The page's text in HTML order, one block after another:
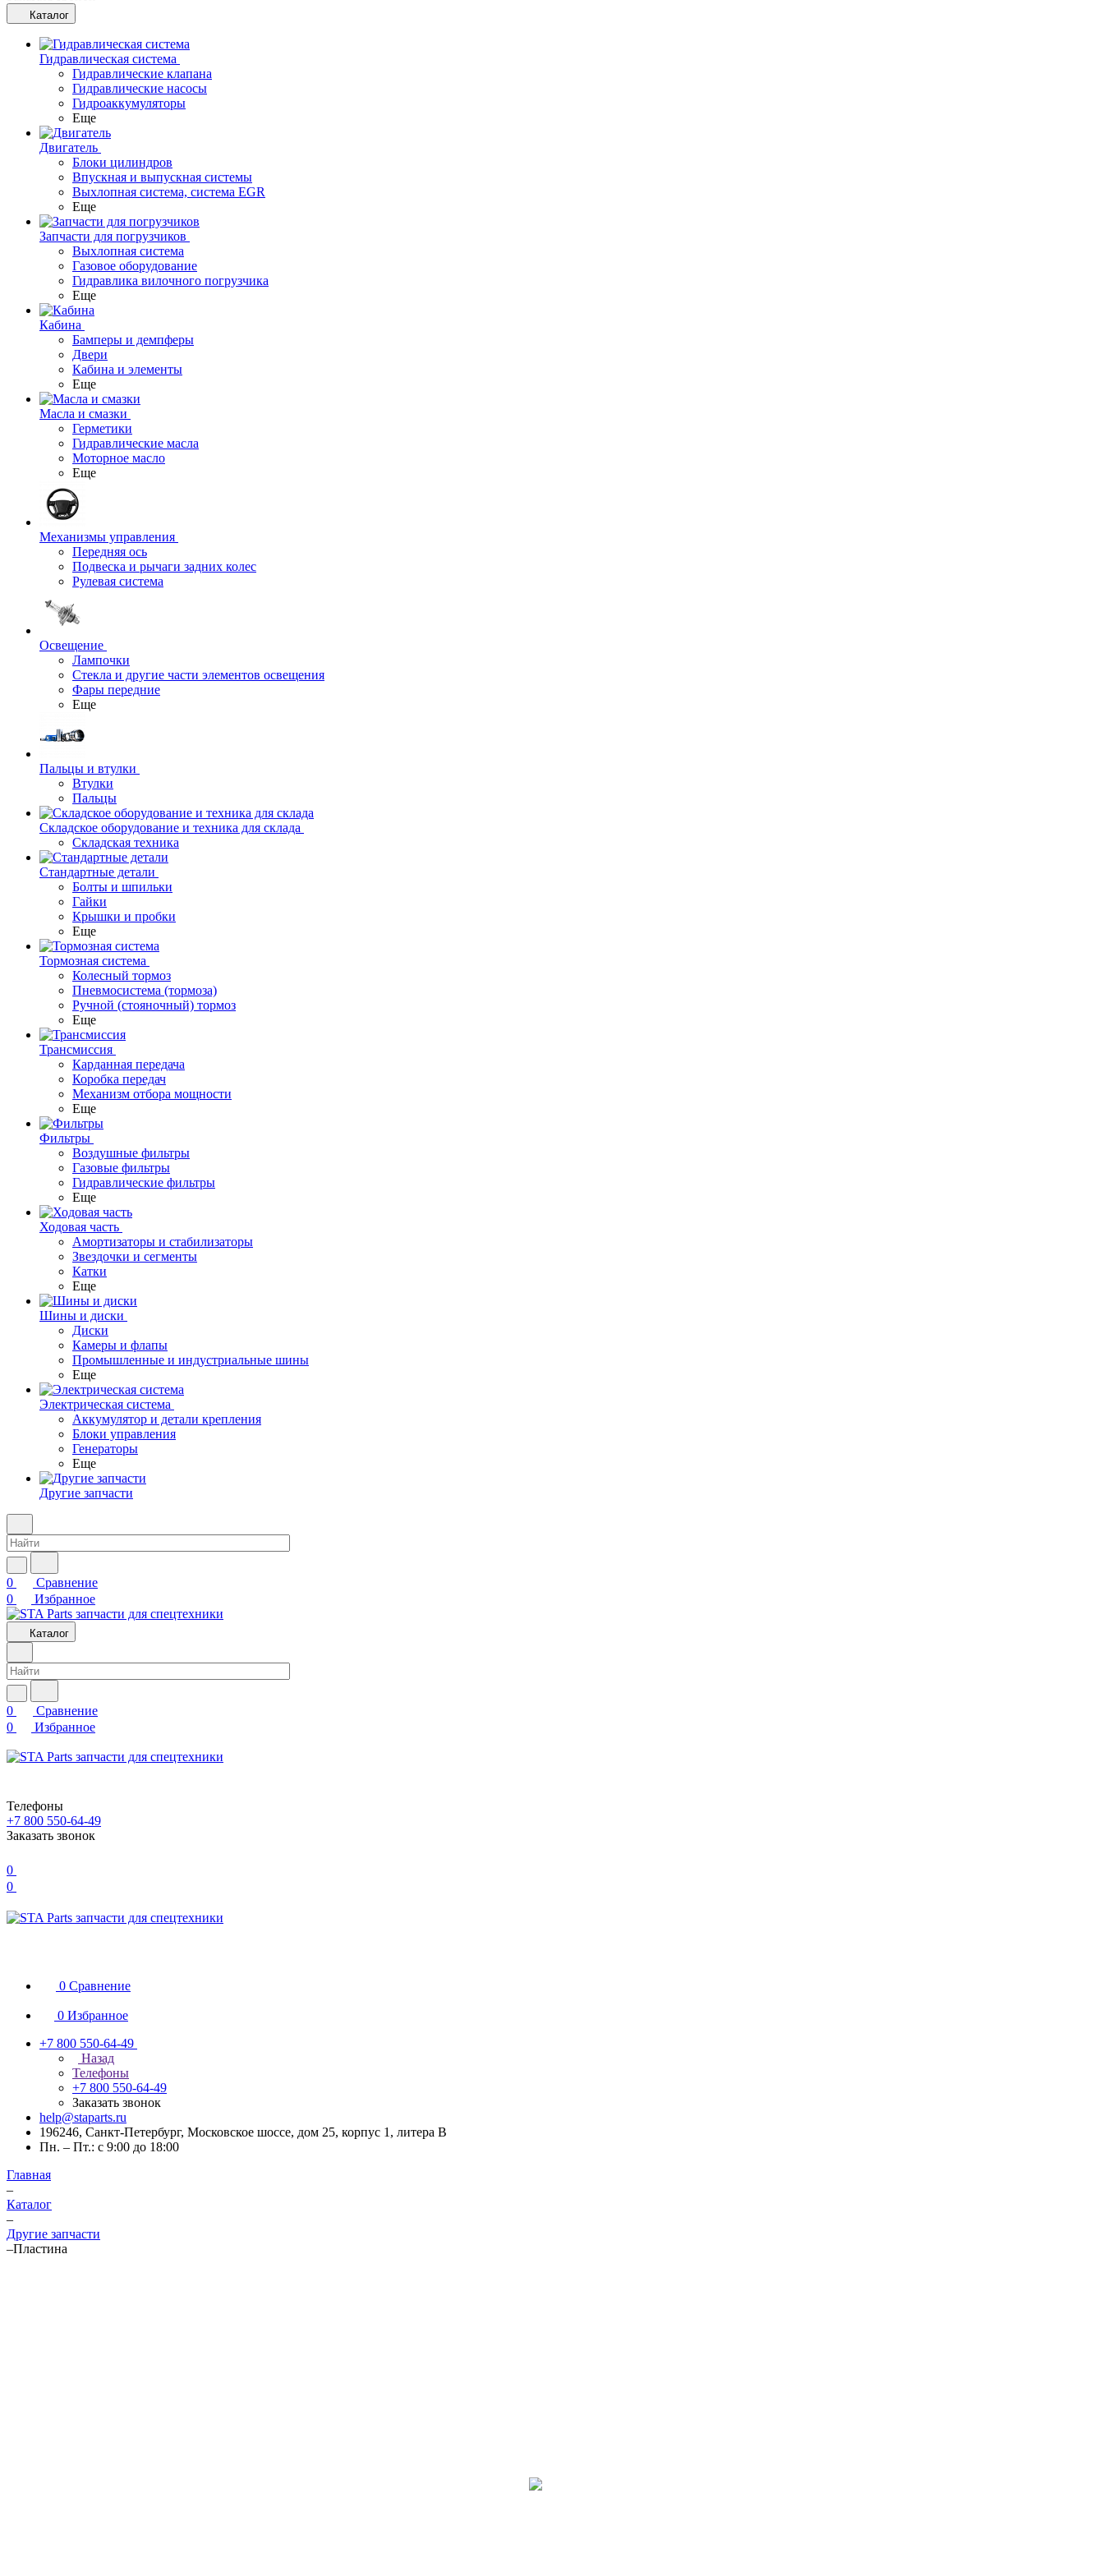
Каталог
Гидравлическая система
Гидравлические клапана
Гидравлические насосы
Гидроаккумуляторы
Еще
Двигатель
Блоки цилиндров
Впускная и выпускная системы
Выхлопная система, система EGR
Еще
Запчасти для погрузчиков
Выхлопная система
Газовое оборудование
Гидравлика вилочного погрузчика
Еще
Кабина
Бамперы и демпферы
Двери
Кабина и элементы
Еще
Масла и смазки
Герметики
Гидравлические масла
Моторное масло
Еще
Механизмы управления
Передняя ось
Подвеска и рычаги задних колес
Рулевая система
Освещение
Лампочки
Стекла и другие части элементов освещения
Фары передние
Еще
Пальцы и втулки
Втулки
Пальцы
Складское оборудование и техника для склада
Складская техника
Стандартные детали
Болты и шпильки
Гайки
Крышки и пробки
Еще
Тормозная система
Колесный тормоз
Пневмосиcтема (тормоза)
Ручной (стояночный) тормоз
Еще
Трансмиссия
Карданная передача
Коробка передач
Механизм отбора мощности
Еще
Фильтры
Воздушные фильтры
Газовые фильтры
Гидравлические фильтры
Еще
Ходовая часть
Амортизаторы и стабилизаторы
Звездочки и сегменты
Катки
Еще
Шины и диски
Диски
Камеры и флапы
Промышленные и индустриальные шины
Еще
Электрическая система
Аккумулятор и детали крепления
Блоки управления
Генераторы
Еще
Другие запчасти
0
Сравнение
0
Избранное
Каталог
0
Сравнение
0
Избранное
Телефоны
+7 800 550-64-49
Заказать звонок
0
0
0 Сравнение
0 Избранное
+7 800 550-64-49
Назад
Телефоны
+7 800 550-64-49
Заказать звонок
help@staparts.ru
196246, Санкт-Петербург, Московское шоссе, дом 25, корпус 1, литера В
Пн. – Пт.: с 9:00 до 18:00
Главная
–
Каталог
–
Другие запчасти
–Пластина